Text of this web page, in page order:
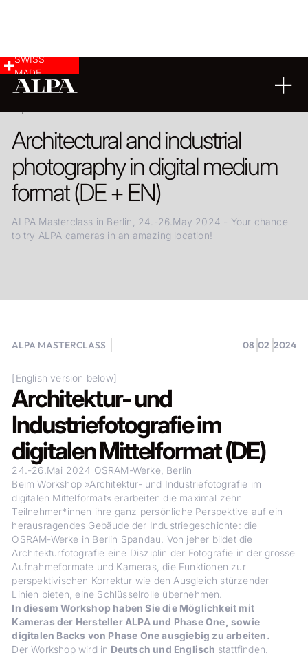
SWISS
MADE
Architectural and industrial
photography in digital medium
format (DE + EN)
ALPA Masterclass in Berlin, 24.-26.May 2024 - Your chance
to try ALPA cameras in an amazing location!
ALPA MASTERCLASS 08 02 2024
[English version below]
Architektur- und
Industriefotografie im
digitalen Mittelformat (DE)
24.-26.Mai 2024 OSRAM-Werke, Berlin
Beim Workshop »Architektur- und Industriefotografie im
digitalen Mittelformat« erarbeiten die maximal zehn
Teilnehmer*innen ihre ganz persönliche Perspektive auf ein
herausragendes Gebäude der Industriegeschichte: die
OSRAM-Werke in Berlin Spandau. Von jeher bildet die
Architekturfotografie eine Disziplin der Fotografie in der grosse
Aufnahmeformate und Kameras, die Funktionen zur
perspektivischen Korrektur wie den Ausgleich stürzender
Linien bieten, eine Schlüsselrolle übernehmen.
In diesem Workshop haben Sie die Möglichkeit mit
Kameras der Hersteller ALPA und Phase One, sowie
digitalen Backs von Phase One ausgiebig zu arbeiten.
Der Workshop wird in Deutsch und Englisch stattfinden.